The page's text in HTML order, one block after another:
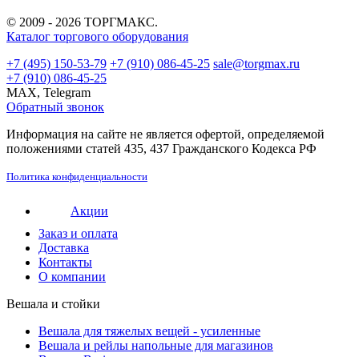
© 2009 - 2026 ТОРГМАКС.
Каталог торгового оборудования
+7 (495) 150-53-79 +7 (910) 086-45-25 sale@torgmax.ru
+7 (910) 086-45-25
MAX, Telegram
Обратный звонок
Информация на сайте не является офертой, определяемой
положениями статей 435, 437 Гражданского Кодекса РФ
Политика конфиденциальности
Акции
Заказ и оплата
Доставка
Контакты
О компании
Вешала и стойки
Вешала для тяжелых вещей - усиленные
Вешала и рейлы напольные для магазинов